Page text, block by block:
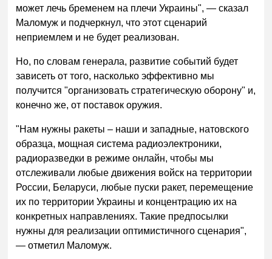
может лечь бременем на плечи Украины", — сказал
Маломуж и подчеркнул, что этот сценарий
неприемлем и не будет реализован.
Но, по словам генерала, развитие событий будет
зависеть от того, насколько эффективно мы
получится "организовать стратегическую оборону" и,
конечно же, от поставок оружия.
"Нам нужны ракеты – наши и западные, натовского
образца, мощная система радиоэлектроники,
радиоразведки в режиме онлайн, чтобы мы
отслеживали любые движения войск на территории
России, Беларуси, любые пуски ракет, перемещение
их по территории Украины и концентрацию их на
конкретных направлениях. Такие предпосылки
нужны для реализации оптимистичного сценария",
— отметил Маломуж.